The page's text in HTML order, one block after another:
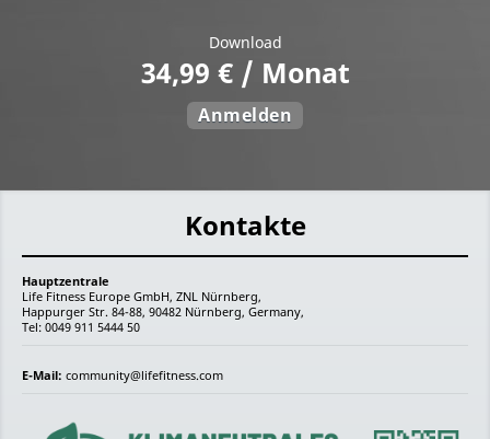
Download
34,99 € / Monat
Anmelden
Kontakte
Hauptzentrale
Life Fitness Europe GmbH, ZNL Nürnberg,
Happurger Str. 84-88, 90482 Nürnberg, Germany,
Tel: 0049 911 5444 50
E-Mail: community@lifefitness.com